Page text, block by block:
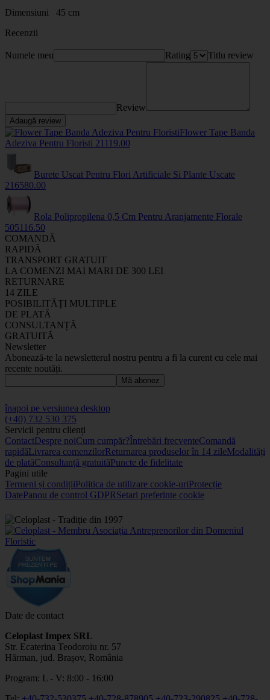
Dimensiuni 45 cm
Recenzii
Numele meu Rating Titlu review
Review
Adaugă review
Flower Tape Banda
Adeziva Pentru Floristi 2111 9.00
Burete Uscat Pentru Flori Artificiale Si Plante Uscate
216580.00
Rola Polipropilena 0,5 Cm Pentru Aranjamente Florale
50511 6.50
COMANDĂ
RAPIDĂ
TRANSPORT GRATUIT
LA COMENZI MAI MARI DE 300 LEI
RETURNARE
14 ZILE
POSIBILITĂȚI MULTIPLE
DE PLATĂ
CONSULTANȚĂ
GRATUITĂ
Newsletter
Abonează-te la newsletterul nostru pentru a fi la curent cu cele mai
recente noutăți.
Mă abonez
înapoi pe versiunea desktop
(+40) 732 530 375
Servicii pentru clienți
ContactDespre noiCum cumpăr?Întrebări frecventeComandă
rapidăLivrarea comenzilorReturnarea produselor în 14 zileModalități
de platăConsultanță gratuităPuncte de fidelitate
Pagini utile
Termeni și condițiiPolitica de utilizare cookie-uriProtecție
DatePanou de control GDPRSetari preferinte cookie
Date de contact
Celoplast Impex SRL
Str. Ecaterina Teodoroiu nr. 57
Hărman, jud. Brașov, România
Program: L - V: 8:00 - 16:00